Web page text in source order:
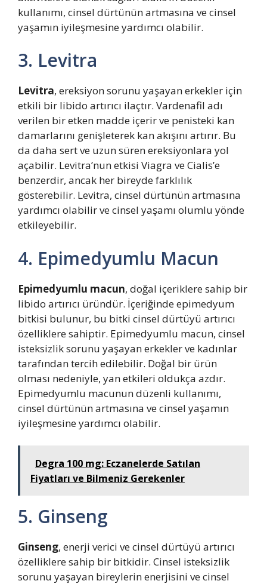
kullanımı, cinsel dürtünün artmasına ve cinsel
yaşamın iyileşmesine yardımcı olabilir.
3. Levitra
Levitra, ereksiyon sorunu yaşayan erkekler için
etkili bir libido artırıcı ilaçtır. Vardenafil adı
verilen bir etken madde içerir ve penisteki kan
damarlarını genişleterek kan akışını artırır. Bu
da daha sert ve uzun süren ereksiyonlara yol
açabilir. Levitra’nun etkisi Viagra ve Cialis’e
benzerdir, ancak her bireyde farklılık
gösterebilir. Levitra, cinsel dürtünün artmasına
yardımcı olabilir ve cinsel yaşamı olumlu yönde
etkileyebilir.
4. Epimedyumlu Macun
Epimedyumlu macun, doğal içeriklere sahip bir
libido artırıcı üründür. İçeriğinde epimedyum
bitkisi bulunur, bu bitki cinsel dürtüyü artırıcı
özelliklere sahiptir. Epimedyumlu macun, cinsel
isteksizlik sorunu yaşayan erkekler ve kadınlar
tarafından tercih edilebilir. Doğal bir ürün
olması nedeniyle, yan etkileri oldukça azdır.
Epimedyumlu macunun düzenli kullanımı,
cinsel dürtünün artmasına ve cinsel yaşamın
iyileşmesine yardımcı olabilir.
Degra 100 mg: Eczanelerde Satılan
Fiyatları ve Bilmeniz Gerekenler
5. Ginseng
Ginseng, enerji verici ve cinsel dürtüyü artırıcı
özelliklere sahip bir bitkidir. Cinsel isteksizlik
sorunu yaşayan bireylerin enerjisini ve cinsel